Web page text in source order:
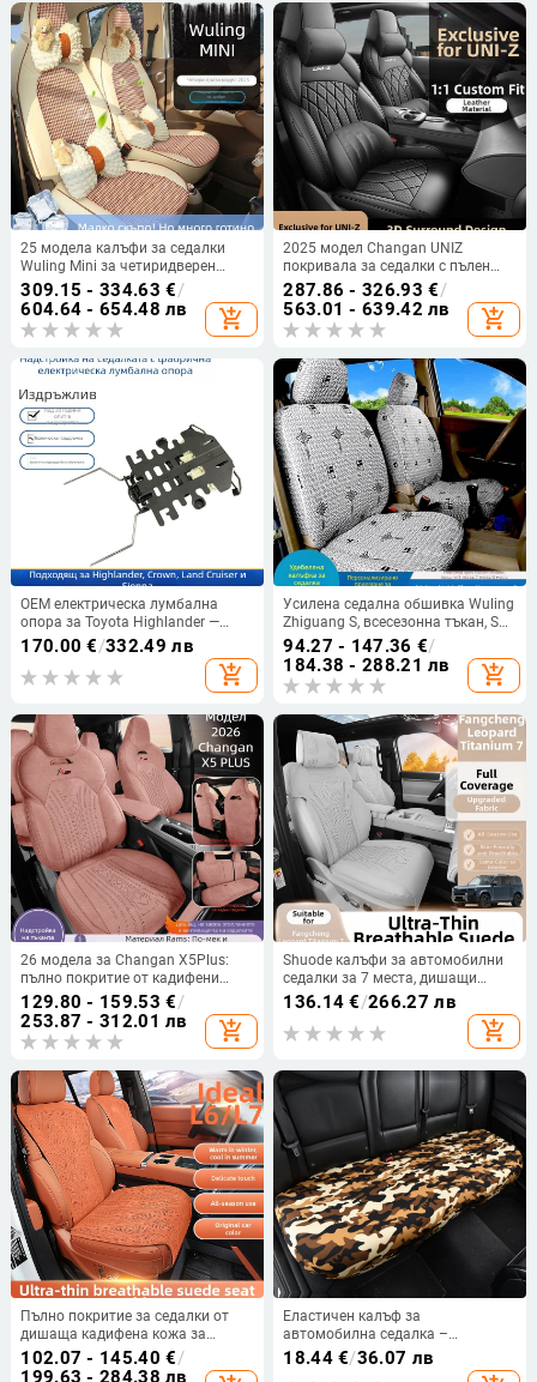
25 модела калъфи за седалки
Wuling Mini за четиридверен
модел, четвърто поколение
Hongguang EV Mini, седалкови
възглавници за четирите сезона
309.15 - 334.63 €/
604.64 - 654.48 лв
add_shopping_cart
2025 модел Changan UNIZ
покривала за седалки с пълен
обхват, интелигентно
електрическо iDD, дизайн Blue
Whale, за всички сезони
287.86 - 326.93 €/
563.01 - 639.42 лв
add_shopping_cart
OEM електрическа лумбална
опора за Toyota Highlander —
механично обновление без
170.00 €/332.49 лв
add_shopping_cart
Усилена седална обшивка Wuling
Zhiguang S, всесезонна тъкан, SV,
за единичен ред, 6376
94.27 - 147.36 €/
184.38 - 288.21 лв
add_shopping_cart
26 модела за Changan X5Plus:
пълно покритие от кадифени
калъфи за автомобилни седалки,
универсално за всички сезони,
Rams калъфи за седалки
129.80 - 159.53 €/
253.87 - 312.01 лв
add_shopping_cart
Shuode калъфи за автомобилни
седалки за 7 места, дишащи
възглавници за всички сезони
136.14 €/266.27 лв
add_shopping_cart
Пълно покритие за седалки от
дишаща кадифена кожа за
автомобили Ideal L6/L7/L8/L9,
съвместимо с калъфи I6 и I8
102.07 - 145.40 €/
199.63 - 284.38 лв
Еластичен калъф за
автомобилна седалка –
предпазен калъф за задната
седалка, водоустойчив,
18.44€/36.07 лв